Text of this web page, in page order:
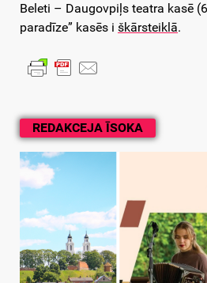
REDAKCEJA ĪSOKA
Beleti – Daugovpiļs teatra kasē
paradīze” kasēs i škārsteiklā.